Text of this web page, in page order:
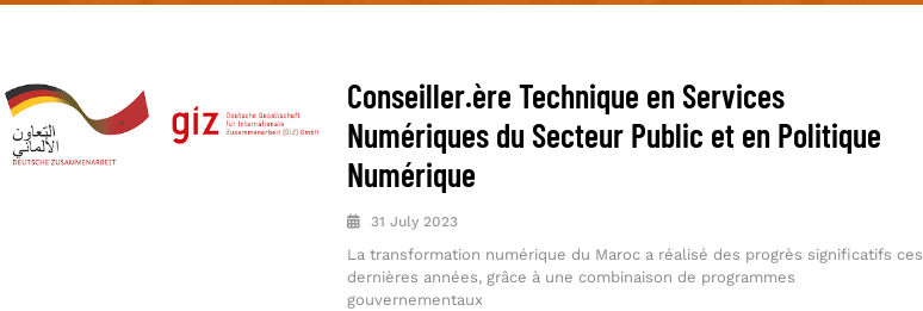
Conseiller.ère Technique en Services
Numériques du Secteur Public et en Politique
Numérique
31 July 2023
La transformation numérique du Maroc a réalisé des progrès significatifs ces
dernières années, grâce à une combinaison de programmes
gouvernementaux